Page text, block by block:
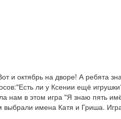
и октябрь на дворе! А ребята
ли у Ксении ещё
нам в этом игра "Я знаю пять
имена Катя и Гриша.